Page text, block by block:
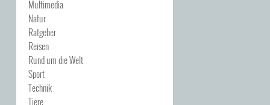
Multimedia
Natur
Ratgeber
Reisen
Rund um die Welt
Sport
Technik
Tiere